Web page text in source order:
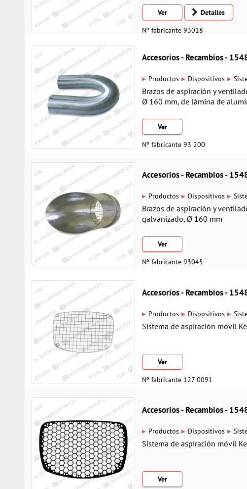
Ver
Detalles
Nº fabricante 93018
Accesorios - Recambios -
▸ Productos ▸ Dispositivos ▸
Brazos de aspiración y
Ø 160 mm, de lámina de
Ver
Nº fabricante 93 200
Accesorios - Recambios -
▸ Productos ▸ Dispositivos ▸
Brazos de aspiración y
galvanizado, Ø 160 mm
Ver
Nº fabricante 93045
Accesorios - Recambios -
▸ Productos ▸ Dispositivos ▸
Sistema de aspiración móvil
Ver
Nº fabricante 127 0091
Accesorios - Recambios -
▸ Productos ▸ Dispositivos ▸
Sistema de aspiración móvil
Ver